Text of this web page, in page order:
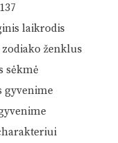
laikrodis
ženklus
sėkmė
gyvenime